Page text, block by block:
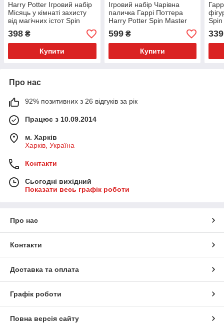
Harry Potter Ігровий набір
Місяць у кімнаті захисту
від магічних істот Spin
Master
398 ₴
Купити
Ігровий набір Чарівна
паличка Гаррі Поттера
Harry Potter Spin Master
599₴
Купити
339
Про нас
92% позитивних з 26 відгуків за рік
Працює з 10.09.2014
м. Харків
Харків, Україна
Контакти
Сьогодні вихідний
Показати весь графік роботи
Про нас
Контакти
Доставка та оплата
Графік роботи
Повна версія сайту